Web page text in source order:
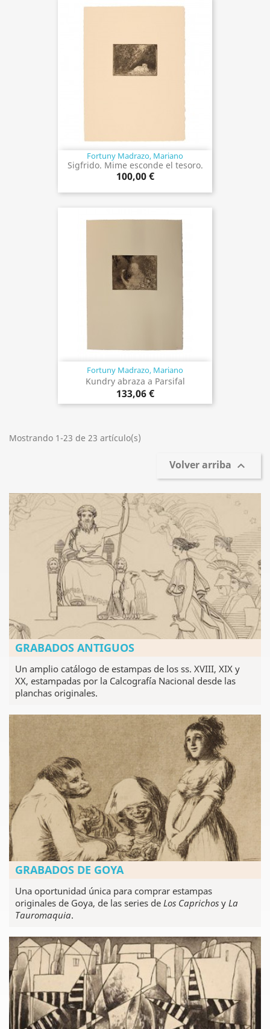
Fortuny Madrazo, Mariano
Sigfrido. Mime esconde el tesoro.
100,00 €
Fortuny Madrazo, Mariano
Kundry abraza a Parsifal
133,06 €
Mostrando 1-23 de 23 artículo(s)
Volver arriba 
GRABADOS ANTIGUOS
Un amplio catálogo de estampas de los ss. XVIII, XIX y
XX, estampadas por la Calcografía Nacional desde las
planchas originales.
GRABADOS DE GOYA
Una oportunidad única para comprar estampas
originales de Goya, de las series de Los Caprichos y La
Tauromaquia.